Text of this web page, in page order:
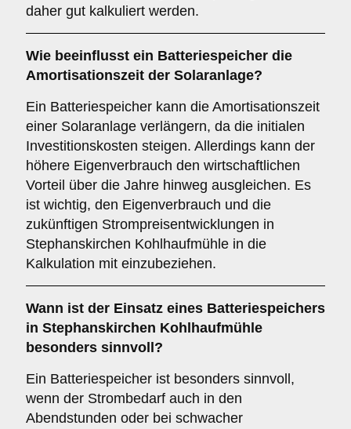
daher gut kalkuliert werden.
Wie beeinflusst ein Batteriespeicher die
Amortisationszeit der Solaranlage?
Ein Batteriespeicher kann die Amortisationszeit
einer Solaranlage verlängern, da die initialen
Investitionskosten steigen. Allerdings kann der
höhere Eigenverbrauch den wirtschaftlichen
Vorteil über die Jahre hinweg ausgleichen. Es
ist wichtig, den Eigenverbrauch und die
zukünftigen Strompreisentwicklungen in
Stephanskirchen Kohlhaufmühle in die
Kalkulation mit einzubeziehen.
Wann ist der Einsatz eines Batteriespeichers
in Stephanskirchen Kohlhaufmühle
besonders sinnvoll?
Ein Batteriespeicher ist besonders sinnvoll,
wenn der Strombedarf auch in den
Abendstunden oder bei schwacher